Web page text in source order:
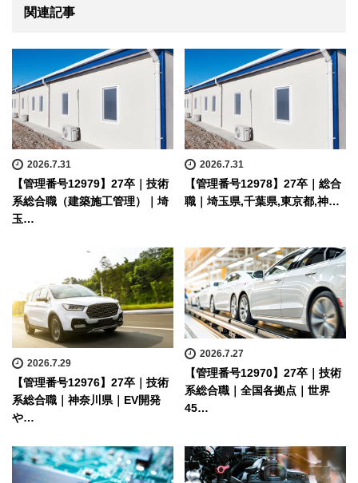
関連記事
2026.7.31
【管理番号12979】27卒｜技術
系総合職（建築施工管理）｜埼
玉…
2026.7.31
【管理番号12978】27卒｜総合
職｜埼玉県,千葉県,東京都,神…
2026.7.29
【管理番号12976】27卒｜技術
系総合職｜神奈川県｜EV開発
や…
2026.7.27
【管理番号12970】27卒｜技術
系総合職｜全国各拠点｜世界
45…